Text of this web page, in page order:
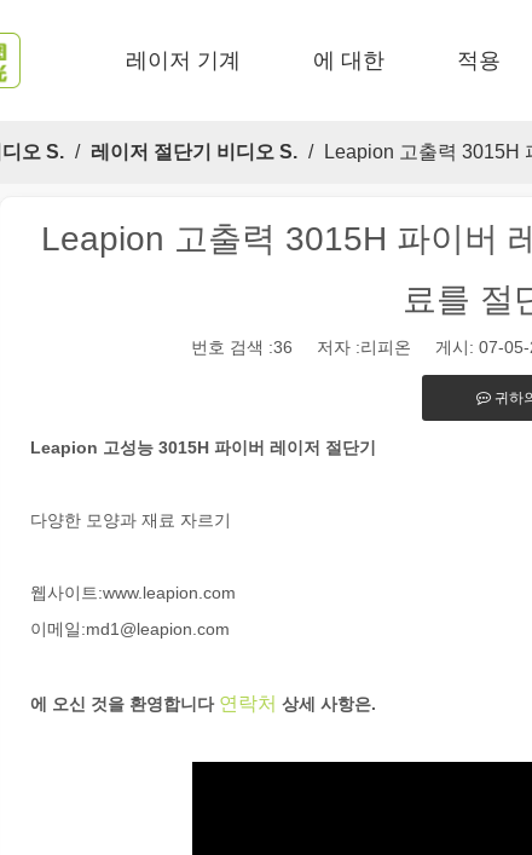
레이저 기계 에 대한 적용
오 S. / 레이저 절단기 비디오 S. / Leapion 고출력 3015H
은 현대식 제조 및 산업 환경으로, 레이저 마킹 머신은 필수적인 도
Leapion 고출력 3015H 파이버
료를 절
번호 검색 :36 저자 :리피온 게시: 07-
귀하
Leapion 고성능 3015H 파이버 레이저 절단기
다양한 모양과 재료 자르기
웹사이트:www.leapion.com
이메일:md1@leapion.com
에 오신 것을 환영합니다 연락처 상세 사항은.